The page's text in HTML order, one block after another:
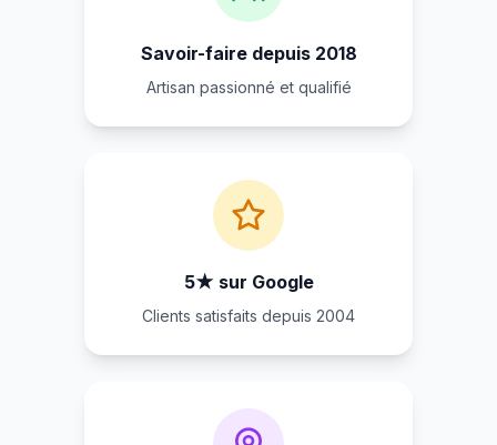
Savoir-faire depuis 2018
Artisan passionné et qualifié
5★ sur Google
Clients satisfaits depuis 2004